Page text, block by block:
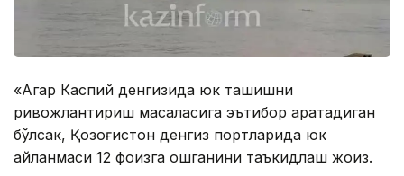
«Агар Каспий денгизида юк ташишни
ривожлантириш масаласига эътибор қаратадиган
бўлсак, Қозоғистон денгиз портларида юк
айланмаси 12 фоизга ошганини таъкидлаш жоиз.